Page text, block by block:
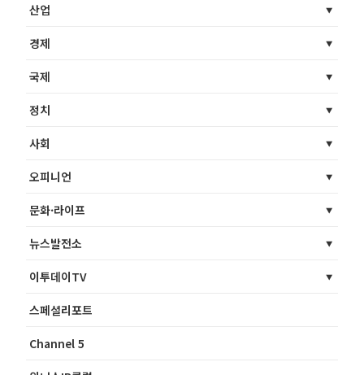
산업
경제
국제
정치
사회
오피니언
문화·라이프
뉴스발전소
이투데이TV
스페셜리포트
Channel 5